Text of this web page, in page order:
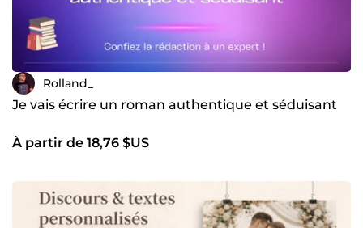
Rolland_
Je vais écrire un roman authentique et séduisant
À partir de 18,76 $US